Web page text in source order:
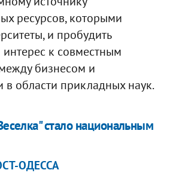
ресурсов, которыми
и пробудить
к совместным
бизнесом и
в области прикладных наук.
стало национальным
ОДЕССА